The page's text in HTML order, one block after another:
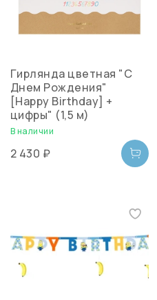
Гирлянда цветная "С
Днем Рождения"
[Happy Birthday] +
цифры" (1,5 м)
В наличии
2 430 ₽